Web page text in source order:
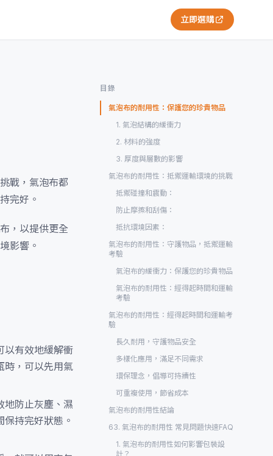
立即選購
戰，氣泡布都
完好。
，以提供更全
影響。
以有效地緩解衝
時，可以先用氣
地防止灰塵、濕
持完好狀態。
目錄
氣泡布的耐用性：保護您的珍貴物品
1. 氣泡結構的緩衝力
2. 材料的強度
3. 厚度與層數的影響
氣泡布的耐用性：抵禦運輸環境的挑戰
抵禦碰撞和震動：
防止摩擦和刮傷：
抵抗環境因素：
氣泡布的耐用性：守護物品，抵禦運輸
考驗
氣泡布的緩衝力：保護您的珍貴物品
氣泡布的耐用性：經得起時間和運輸
考驗
氣泡布的耐用性：經得起時間和運輸考
驗
長久耐用，守護物品安全
多樣化應用，滿足不同需求
環保理念，倡導可持續性
可重複使用，節省成本
氣泡布的耐用性結論
63. 氣泡布的耐用性 常見問題快速FAQ
1. 氣泡布的耐用性如何影響包裝設
計？